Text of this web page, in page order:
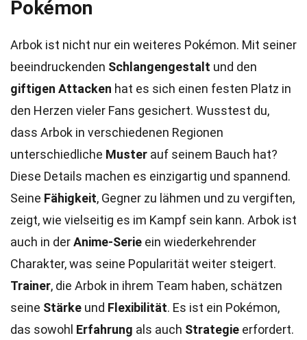
Pokémon
Arbok ist nicht nur ein weiteres Pokémon. Mit seiner
beeindruckenden Schlangengestalt und den
giftigen Attacken hat es sich einen festen Platz in
den Herzen vieler Fans gesichert. Wusstest du,
dass Arbok in verschiedenen Regionen
unterschiedliche Muster auf seinem Bauch hat?
Diese Details machen es einzigartig und spannend.
Seine Fähigkeit, Gegner zu lähmen und zu vergiften,
zeigt, wie vielseitig es im Kampf sein kann. Arbok ist
auch in derAnime-Serie ein wiederkehrender
Charakter, was seine Popularität weiter steigert.
Trainer, die Arbok in ihrem Team haben, schätzen
seine Stärke und Flexibilität. Es ist ein Pokémon,
das sowohl Erfahrung als auch Strategie erfordert.